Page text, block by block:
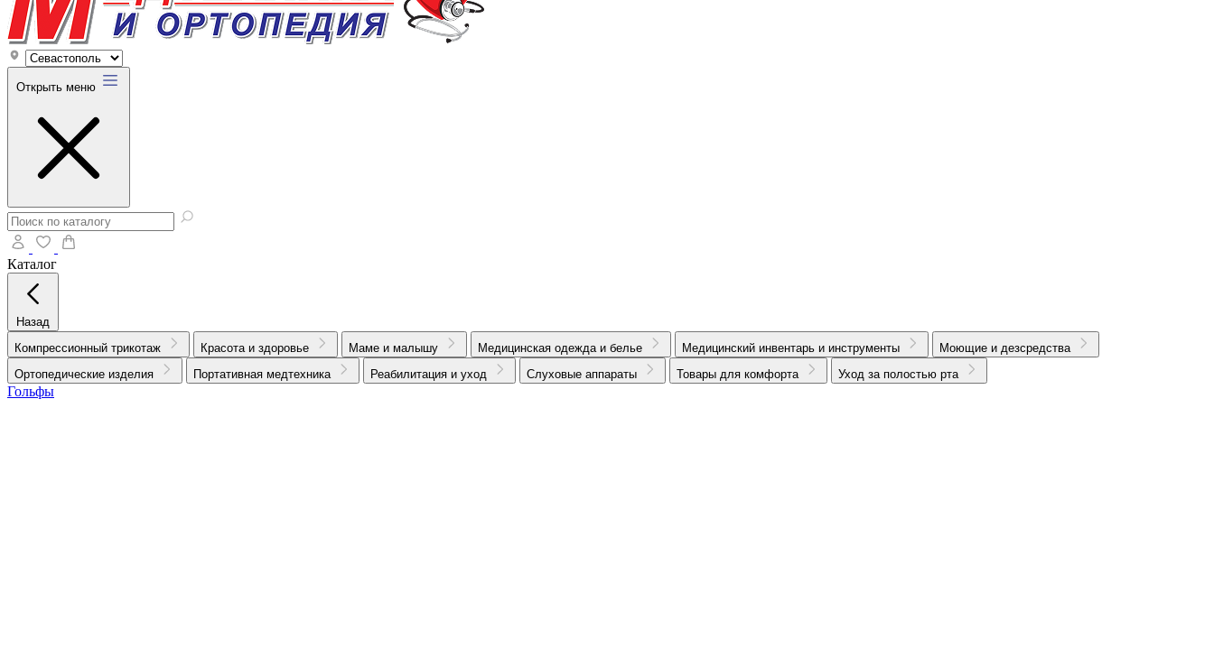
Открыть меню
Каталог
Назад
Компрессионный трикотаж
Красота и здоровье Маме и малышу Медицинская одежда и белье Медицинский инвентарь и инструменты
Моющие и дезсредства
Ортопедические изделия
Портативная медтехника Реабилитация и уход Слуховые аппараты Товары для комфорта Уход за полостью рта
Гольфы